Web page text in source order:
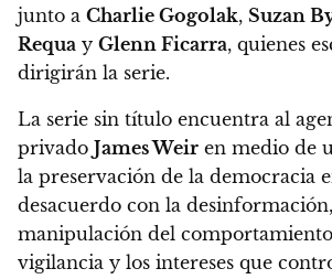
junto a Charlie Gogolak, Suzan
Requa y Glenn Ficarra, quienes
dirigirán la serie.
La serie sin título encuentra al
privado James Weir en medio de
la preservación de la democracia
desacuerdo con la
manipulación del
vigilancia y los intereses que